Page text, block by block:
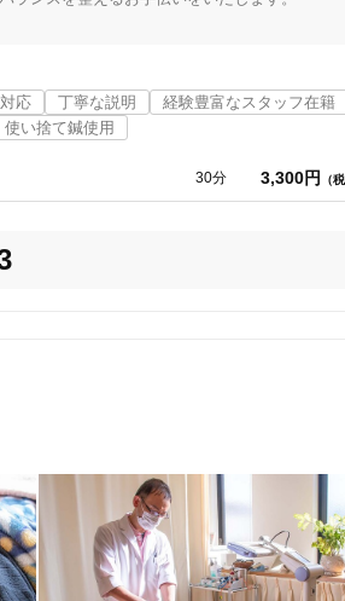
当日予約
サポートしたいという願いをこめています。
き上がってくるような安らぎの場所を提供い
せんか？
話、Googleマップ、Instagram、LINEにてご予
応 丁寧な説明
経験豊富なスタッフ在籍
使い捨て鍼使用
30分 3,300円 （